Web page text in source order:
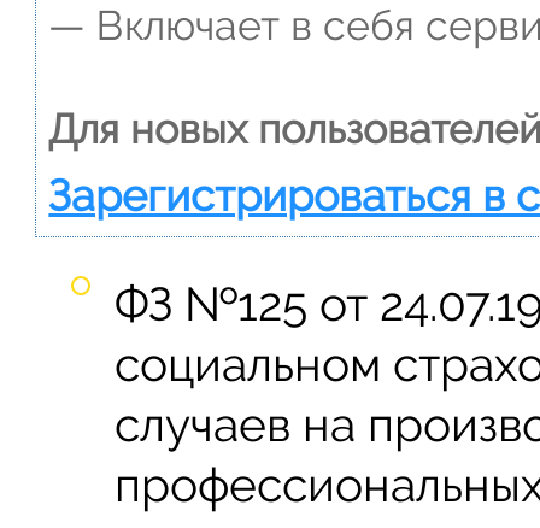
— Включает в себя
Для новых
Зарегистрироваться в
ФЗ №125 от
социальном
случаев на